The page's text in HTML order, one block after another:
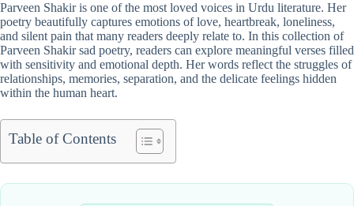
Parveen Shakir is one of the most loved voices in Urdu literature. Her
poetry beautifully captures emotions of love, heartbreak, loneliness,
and silent pain that many readers deeply relate to. In this collection of
Parveen Shakir sad poetry, readers can explore meaningful verses filled
with sensitivity and emotional depth. Her words reflect the struggles of
relationships, memories, separation, and the delicate feelings hidden
within the human heart.
Table of Contents